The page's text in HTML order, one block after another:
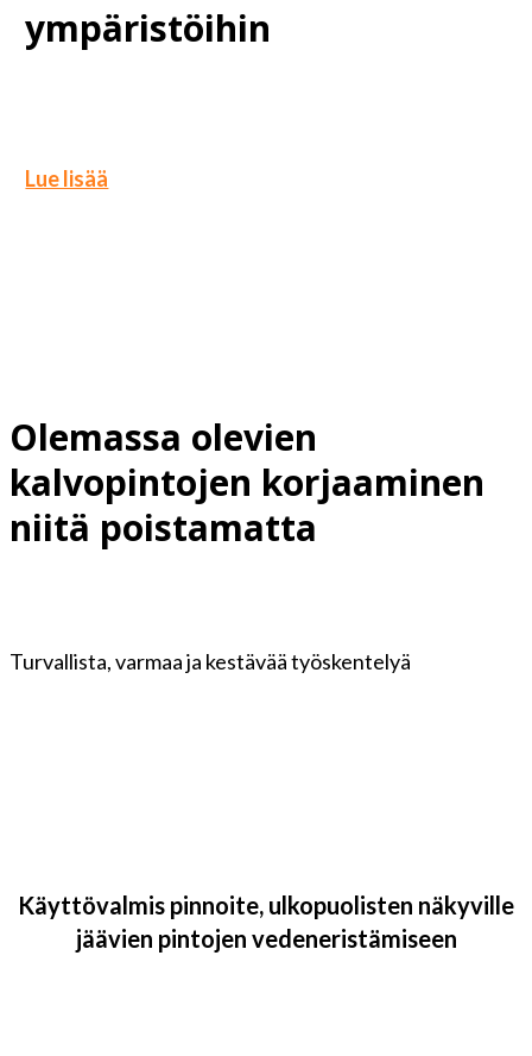
ympäristöihin
Lue lisää
Olemassa olevien
kalvopintojen korjaaminen
niitä poistamatta
Turvallista, varmaa ja kestävää työskentelyä
Käyttövalmis pinnoite, ulkopuolisten näkyville
jäävien pintojen vedeneristämiseen